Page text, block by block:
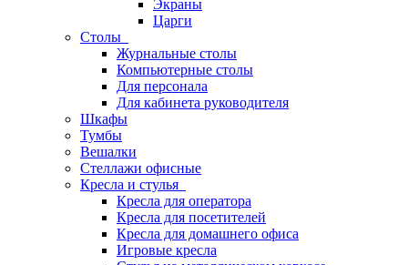
Экраны
Царги
Столы
Журнальные столы
Компьютерные столы
Для персонала
Для кабинета руководителя
Шкафы
Тумбы
Вешалки
Стеллажи офисные
Кресла и стулья
Кресла для оператора
Кресла для посетителей
Кресла для домашнего офиса
Игровые кресла